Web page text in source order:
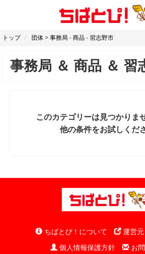
トップ 団体 > 事務局 - 商品 - 習志野市
事務局 ＆ 商品 ＆ 習
このカテゴリーは見つかりま
他の条件をお試しくだ
ちばとぴ！について 運営元
個人情報保護方針
お